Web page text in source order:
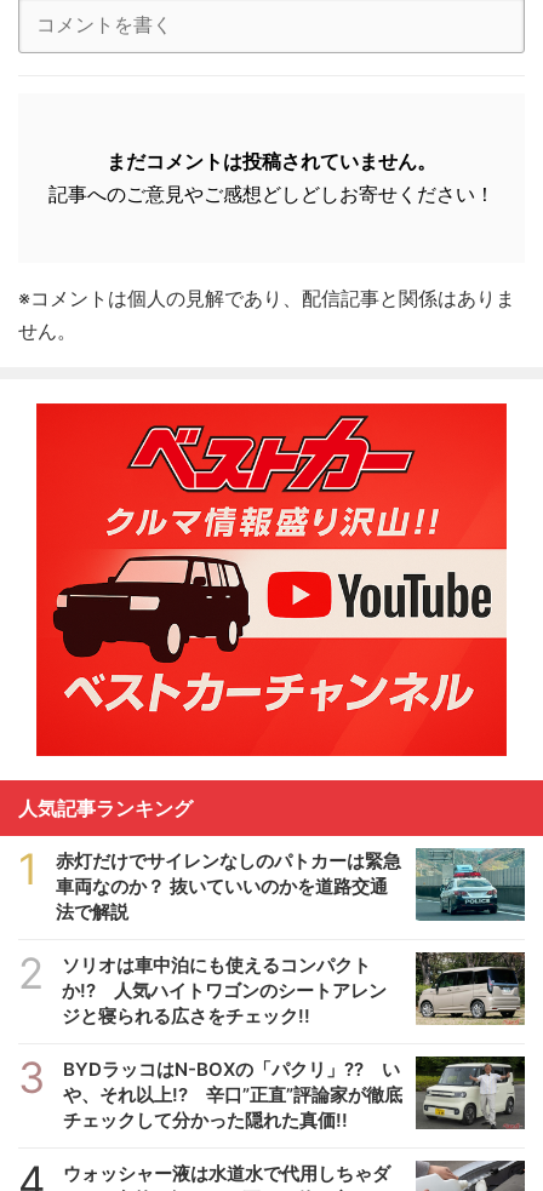
まだコメントは投稿されていません。
記事へのご意見やご感想どしどしお寄せください！
※コメントは個人の見解であり、配信記事と関係はありま
せん。
人気記事ランキング
1
赤灯だけでサイレンなしのパトカーは緊急
車両なのか？ 抜いていいのかを道路交通
法で解説
2
ソリオは車中泊にも使えるコンパクト
か!? 人気ハイトワゴンのシートアレン
ジと寝られる広さをチェック!!
3
BYDラッコはN-BOXの「パクリ」?? い
や、それ以上!? 辛口”正直”評論家が徹底
チェックして分かった隠れた真価!!
ウォッシャー液は水道水で代用しちゃダ